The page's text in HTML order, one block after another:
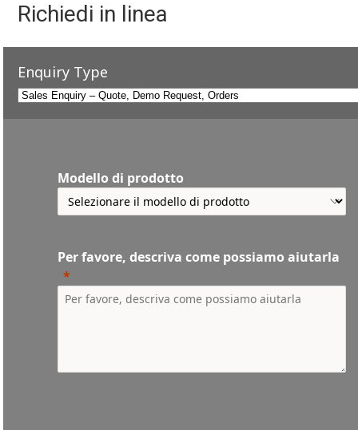
Richiedi in linea
Enquiry Type
Modello di prodotto
Per favore, descriva come possiamo aiutarla